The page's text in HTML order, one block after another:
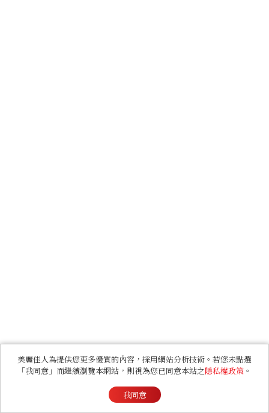
美麗佳人為提供您更多優質的內容，採用網站分析技術。若您未點選
「我同意」而繼續瀏覽本網站，則視為您已同意本站之隱私權政策 。
我同意